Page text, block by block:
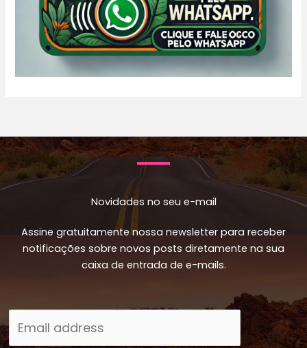
Novidades no seu e-mail
Assine gratuitamente nossa newsletter para receber
notificações sobre novos posts diretamente na sua
caixa de entrada de e-mails.